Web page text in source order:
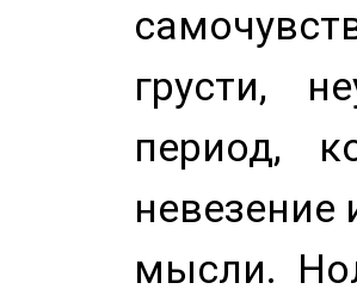
грусти,
период,
мысли.